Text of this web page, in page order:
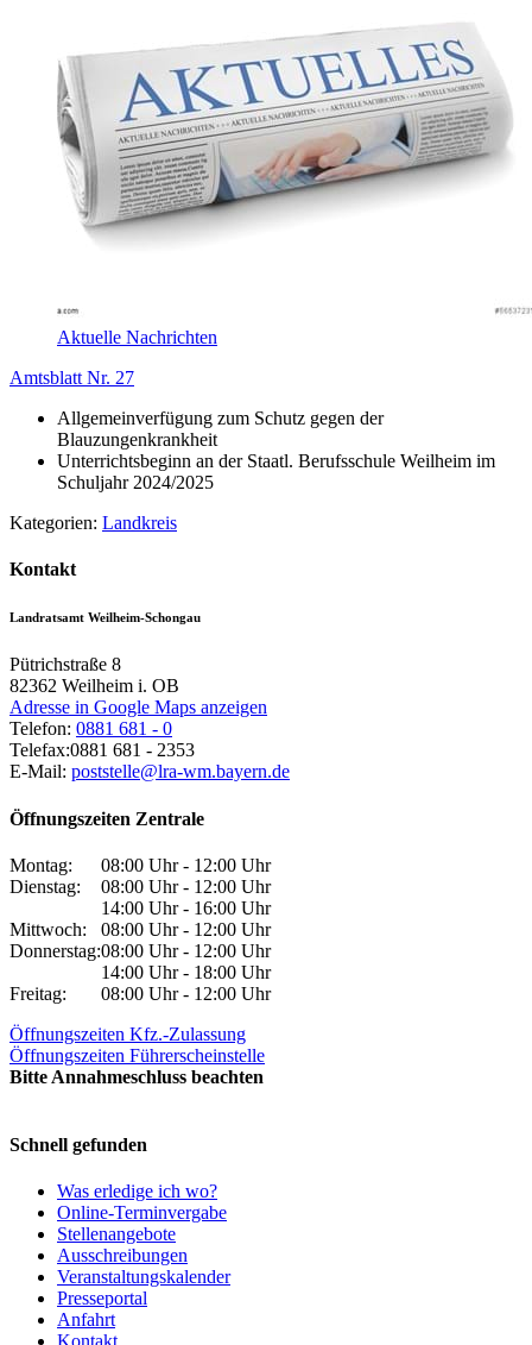
Aktuelle Nachrichten
Amtsblatt Nr. 27
Allgemeinverfügung zum Schutz gegen der
Blauzungenkrankheit
Unterrichtsbeginn an der Staatl. Berufsschule Weilheim im
Schuljahr 2024/2025
Kategorien: Landkreis
Kontakt
Landratsamt Weilheim-Schongau
Pütrichstraße 8
82362 Weilheim i. OB
Adresse in Google Maps anzeigen
Telefon: 0881 681 - 0
Telefax:0881 681 - 2353
E-Mail: poststelle@lra-wm.bayern.de
Öffnungszeiten Zentrale
Montag:
08:00 Uhr - 12:00 Uhr
Dienstag:
08:00 Uhr - 12:00 Uhr
14:00 Uhr - 16:00 Uhr
Mittwoch:
08:00 Uhr - 12:00 Uhr
Donnerstag:08:00 Uhr - 12:00 Uhr
14:00 Uhr - 18:00 Uhr
Freitag:
08:00 Uhr - 12:00 Uhr
Öffnungszeiten Kfz.-Zulassung
Öffnungszeiten Führerscheinstelle
Bitte Annahmeschluss beachten
Schnell gefunden
Was erledige ich wo?
Online-Terminvergabe
Stellenangebote
Ausschreibungen
Veranstaltungskalender
Presseportal
Anfahrt